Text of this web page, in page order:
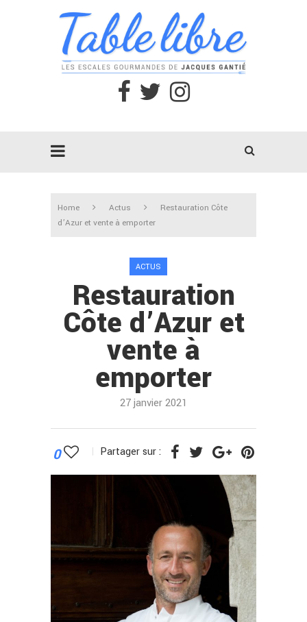
Home Actus
Restauration Côte
d’Azur et vente à emporter
ACTUS
Restauration
Côte d’Azur et
vente à
emporter
27 janvier 2021
0 Partager sur :